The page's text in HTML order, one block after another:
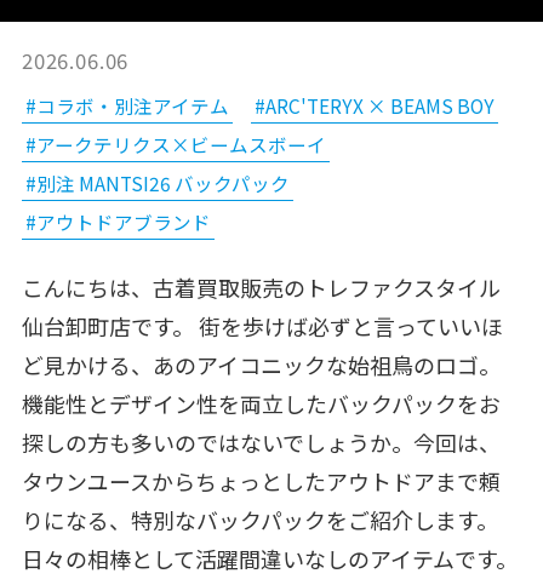
2026.06.06
#コラボ・別注アイテム
#ARC'TERYX × BEAMS BOY
#アークテリクス×ビームスボーイ
#別注 MANTSI26 バックパック
#アウトドアブランド
こんにちは、古着買取販売のトレファクスタイル
仙台卸町店です。 街を歩けば必ずと言っていいほ
ど見かける、あのアイコニックな始祖鳥のロゴ。
機能性とデザイン性を両立したバックパックをお
探しの方も多いのではないでしょうか。今回は、
タウンユースからちょっとしたアウトドアまで頼
りになる、特別なバックパックをご紹介します。
日々の相棒として活躍間違いなしのアイテムです。